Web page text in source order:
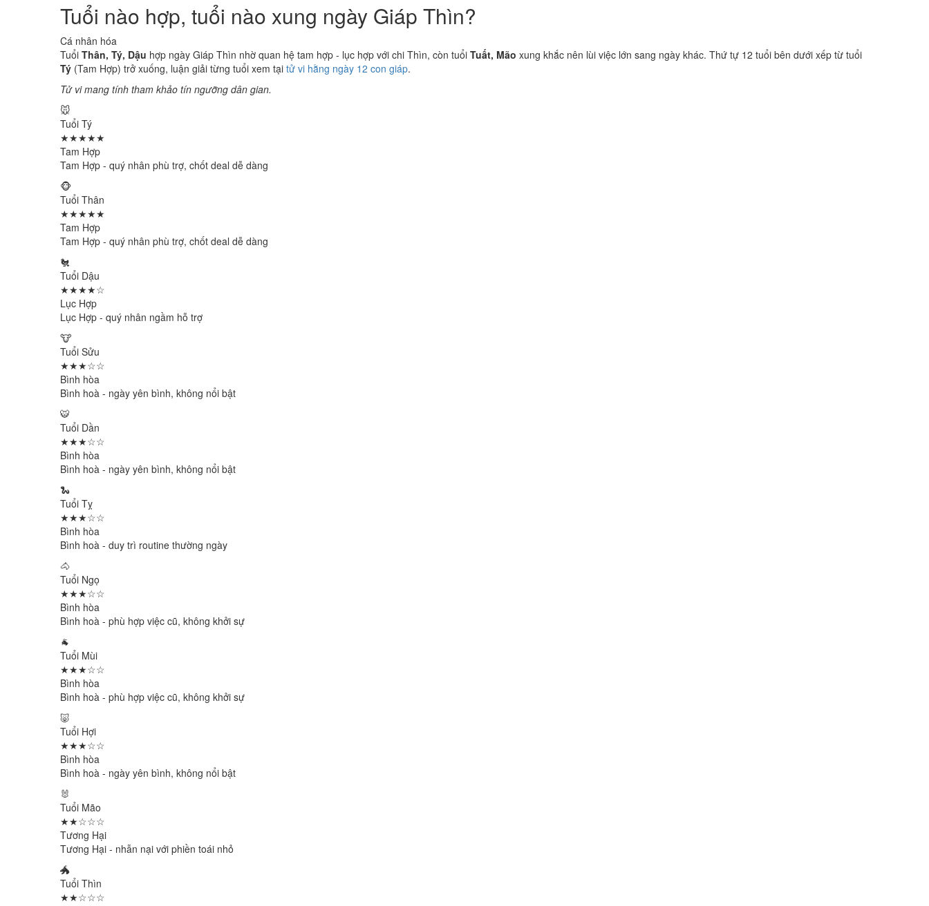
Tuổi nào hợp, tuổi nào xung ngày Giáp Thìn?
Cá nhân hóa
Tuổi Thân, Tý, Dậu hợp ngày Giáp Thìn nhờ quan hệ tam hợp - lục hợp với chi Thìn, còn tuổi Tuất, Mão xung khắc nên lùi việc lớn sang ngày khác. Thứ tự 12 tuổi bên dưới xếp từ tuổi
Tý (Tam Hợp) trở xuống, luận giải từng tuổi xem tại tử vi hằng ngày 12 con giáp.
Tử vi mang tính tham khảo tín ngưỡng dân gian.
🐭
Tuổi Tý
★★★★★
Tam Hợp
Tam Hợp - quý nhân phù trợ, chốt deal dễ dàng
🐵
Tuổi Thân
★★★★★
Tam Hợp
Tam Hợp - quý nhân phù trợ, chốt deal dễ dàng
🐔
Tuổi Dậu
★★★★☆
Lục Hợp
Lục Hợp - quý nhân ngầm hỗ trợ
🐮
Tuổi Sửu
★★★☆☆
Bình hòa
Bình hoà - ngày yên bình, không nổi bật
🐯
Tuổi Dần
★★★☆☆
Bình hòa
Bình hoà - ngày yên bình, không nổi bật
🐍
Tuổi Tỵ
★★★☆☆
Bình hòa
Bình hoà - duy trì routine thường ngày
🐴
Tuổi Ngọ
★★★☆☆
Bình hòa
Bình hoà - phù hợp việc cũ, không khởi sự
🐐
Tuổi Mùi
★★★☆☆
Bình hòa
Bình hoà - phù hợp việc cũ, không khởi sự
🐷
Tuổi Hợi
★★★☆☆
Bình hòa
Bình hoà - ngày yên bình, không nổi bật
🐰
Tuổi Mão
★★☆☆☆
Tương Hại
Tương Hại - nhẫn nại với phiền toái nhỏ
🐲
Tuổi Thìn
★★☆☆☆